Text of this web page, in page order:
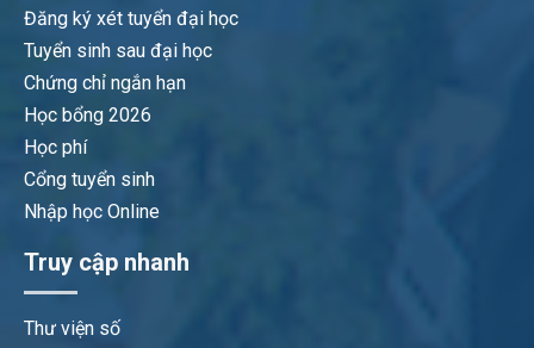
Đăng ký xét tuyển đại học
Tuyển sinh sau đại học
Chứng chỉ ngắn hạn
Học bổng 2026
Học phí
Cổng tuyển sinh
Nhập học Online
Truy cập nhanh
Thư viện số